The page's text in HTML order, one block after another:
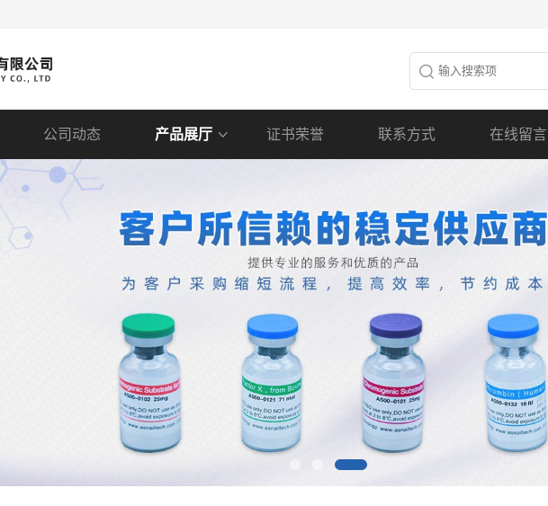
公司动态 产品展厅 证书荣誉 联系方式 在线留言